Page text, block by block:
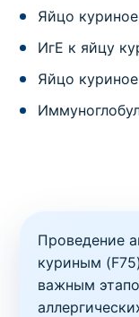
Яйцо
ИгЕ к яйцу
Яйцо
Проведение
куриным
важным